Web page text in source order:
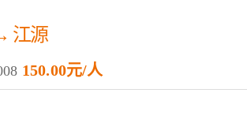
江源
150.00元/人